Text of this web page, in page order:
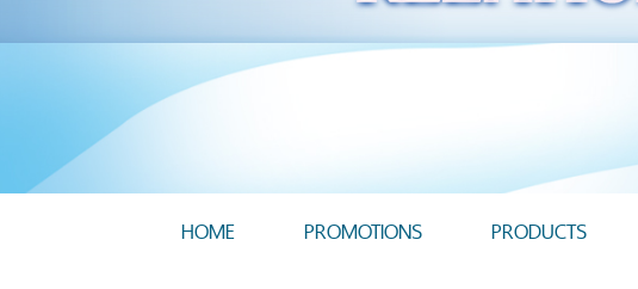
HOME PROMOTIONS PRODUCTS